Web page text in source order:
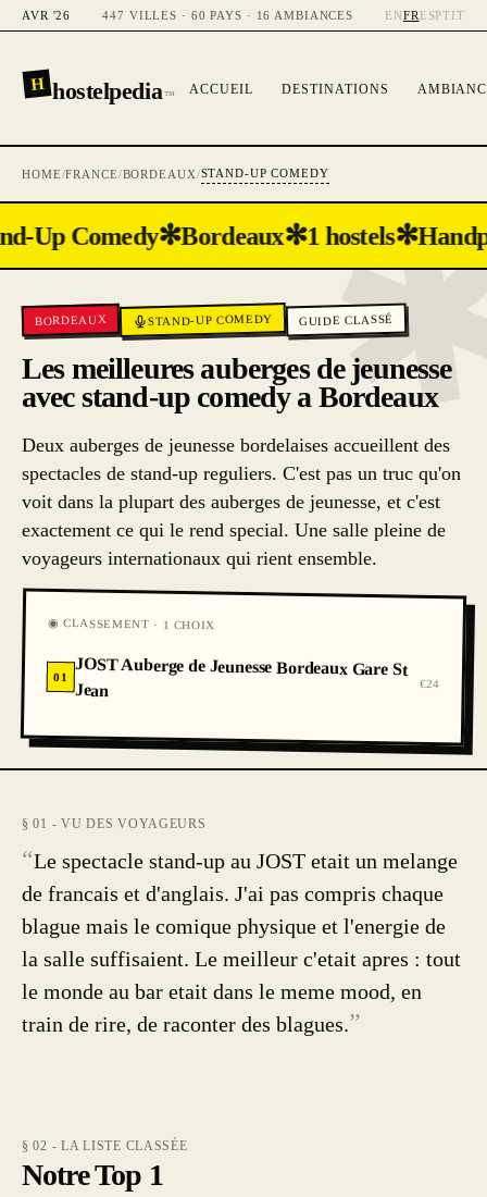
AVR '26 447 VILLES · 60 PAYS · 16 AMBIANCES ENFR ESPTIT
H hostelpedia™ ACCUEIL DESTINATIONS
HOME/FRANCE/BORDEAUX/STAND-UP COMEDY
Up Comedy✻Bordeaux✻1 hostels✻
BORDEAUX STAND-UP COMEDY GUIDE CLASSÉ
Les meilleures auberges de jeunesse
avec stand-up comedy a Bordeaux
Deux auberges de jeunesse bordelaises accueillent des
spectacles de stand-up reguliers. C'est pas un truc qu'on
voit dans la plupart des auberges de jeunesse, et c'est
exactement ce qui le rend special. Une salle pleine de
voyageurs internationaux qui rient ensemble.
◉ CLASSEMENT · 1 CHOIX
01 JOST Auberge de Jeunesse Bordeaux Gare St
Jean €24
§ 01 - VU DES VOYAGEURS
“Le spectacle stand-up au JOST etait un melange
de francais et d'anglais. J'ai pas compris chaque
blague mais le comique physique et l'energie de
la salle suffisaient. Le meilleur c'etait apres : tout
le monde au bar etait dans le meme mood, en
train de rire, de raconter des blagues.”
§ 02 - LA LISTE CLASSÉE
Notre Top 1